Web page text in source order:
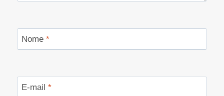
Nome *
E-mail *